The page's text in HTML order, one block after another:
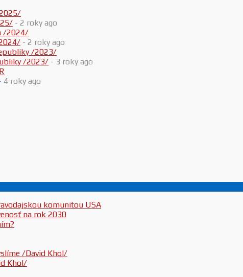
- 2 roky ago
- 2 roky ago
/2023/ - 3 roky ago
4 roky ago
komunitou USA
na rok 2030
/David Khol/
Khol/